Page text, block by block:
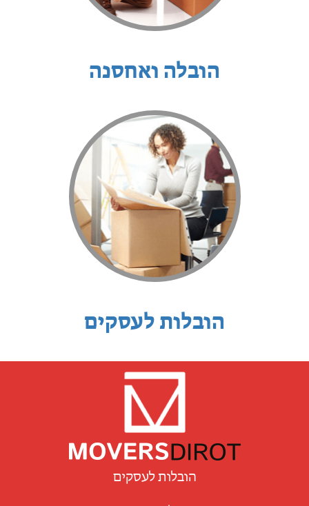
הובלה ואחסנה
הובלות לעסקים
הובלות לעסקים